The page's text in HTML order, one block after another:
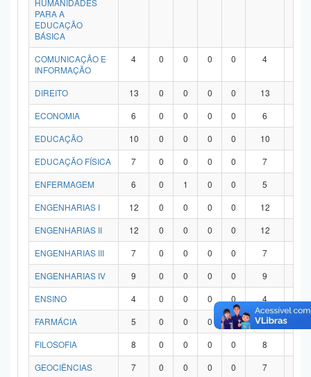
HUMANIDADES
PARA A
EDUCAÇÃO
BÁSICA
COMUNICAÇÃO E
INFORMAÇÃO
4 0 0 0 0 4
DIREITO 13 0 0 0 0 13
ECONOMIA
6 0 0 0 0 6
EDUCAÇÃO
10 0 0 0 0 10
EDUCAÇÃO FÍSICA
7 0 0 0 0 7
ENFERMAGEM
6 0 1 0 0 5
ENGENHARIAS I
12 0 0 0 0 12
ENGENHARIAS II
12 0 0 0 0 12
ENGENHARIAS III
7 0 0 0 0 7
ENGENHARIAS IV
9 0 0 0 0 9
ENSINO
4 0 0 0 0 4
FARMÁCIA
5 0 0 0 0 5
FILOSOFIA
8 0 0 0 0 8
GEOCIÊNCIAS
7 0 0 0 0 7